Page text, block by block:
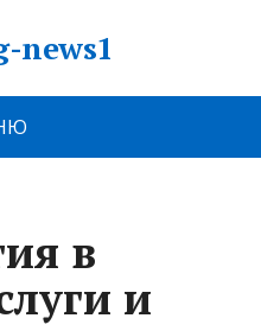
news1
в
и